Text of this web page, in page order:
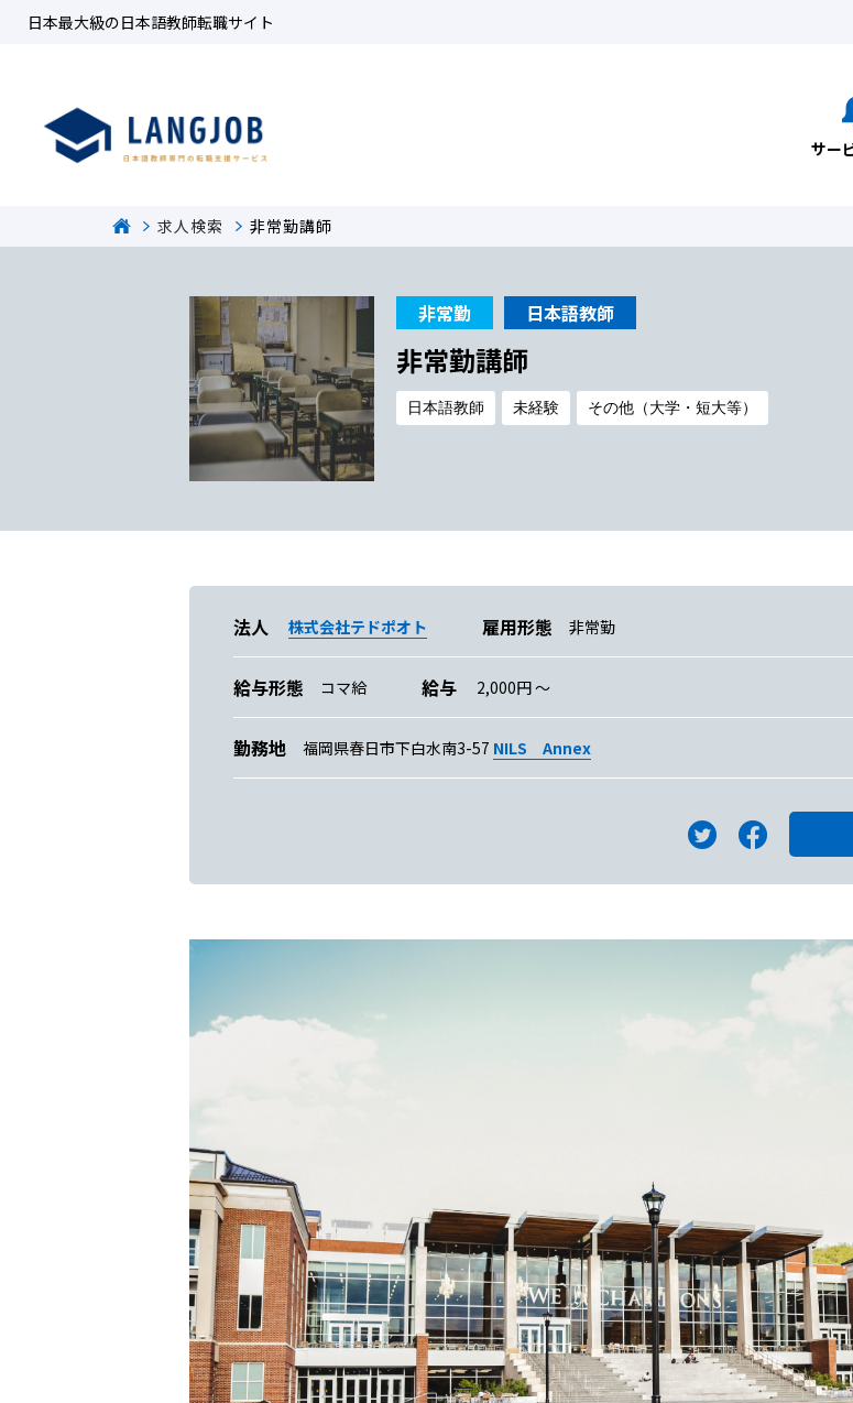
日本最大級の日本語教師転職サイト
サー
求人検索 非常勤講師
非常勤 日本語教師
非常勤講師
日本語教師 未経験 その他（大学・短大等）
法人 株式会社テドポオト 雇用形態 非常勤
給与形態 コマ給 給与 2,000円 〜
勤務地 福岡県春日市下白水南3-57 NILS Annex